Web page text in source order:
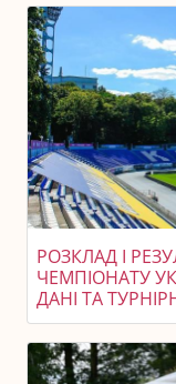
РОЗКЛАД І
ЧЕМПІОНАТУ
ДАНІ ТА